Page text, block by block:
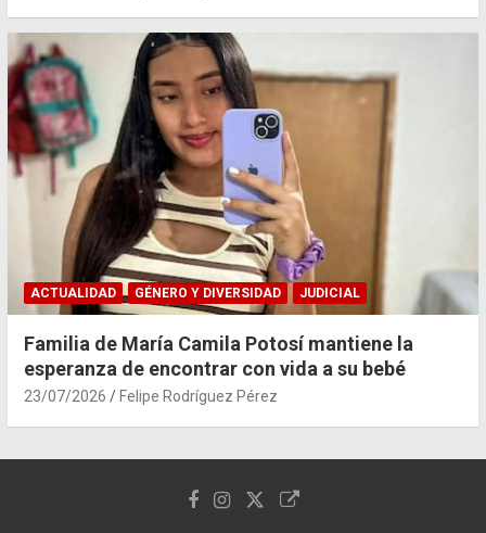
ACTUALIDAD GÉNERO Y DIVERSIDAD JUDICIAL
Familia de María Camila Potosí mantiene la
esperanza de encontrar con vida a su bebé
23/07/2026 Felipe Rodríguez Pérez